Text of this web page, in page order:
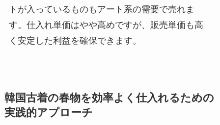
トが入っているものもアート系の需要で売れま
す。仕入れ単価はやや高めですが、販売単価も高
く安定した利益を確保できます。
韓国古着の春物を効率よく仕入れるための
実践的アプローチ